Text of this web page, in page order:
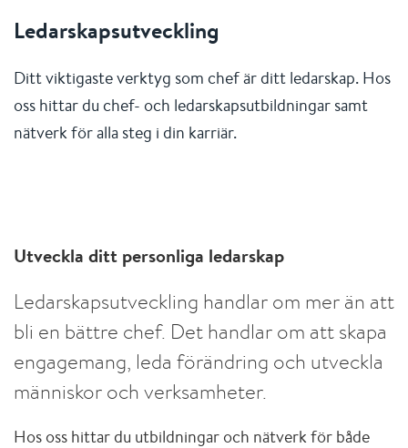
Ledarskapsutveckling
Ditt viktigaste verktyg som chef är ditt ledarskap. Hos
oss hittar du chef- och ledarskapsutbildningar samt
nätverk för alla steg i din karriär.
Utveckla ditt personliga ledarskap
Ledarskapsutveckling handlar om mer än att
bli en bättre chef. Det handlar om att skapa
engagemang, leda förändring och utveckla
människor och verksamheter.
Hos oss hittar du utbildningar och nätverk för både